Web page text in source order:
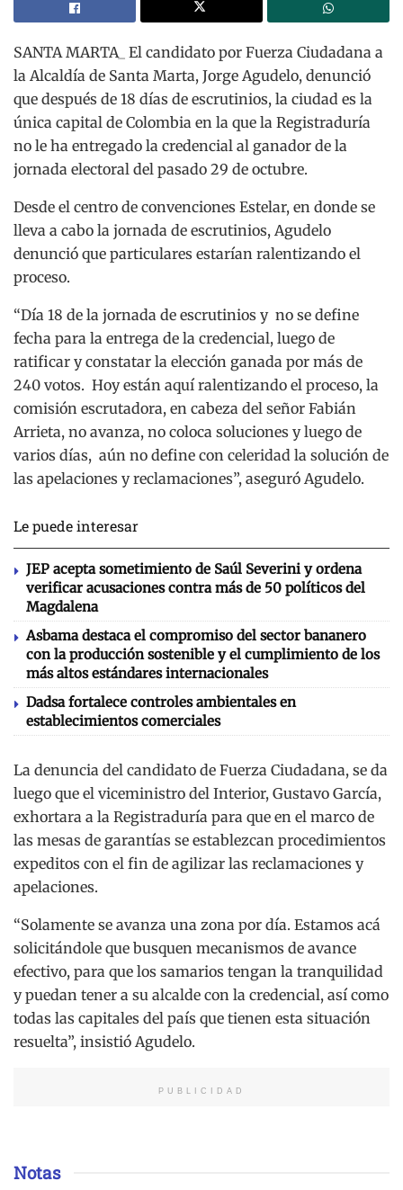
SANTA MARTA_ El candidato por Fuerza Ciudadana a
la Alcaldía de Santa Marta, Jorge Agudelo, denunció
que después de 18 días de escrutinios, la ciudad es la
única capital de Colombia en la que la Registraduría
no le ha entregado la credencial al ganador de la
jornada electoral del pasado 29 de octubre.
Desde el centro de convenciones Estelar, en donde se
lleva a cabo la jornada de escrutinios, Agudelo
denunció que particulares estarían ralentizando el
proceso.
“Día 18 de la jornada de escrutinios y no se define
fecha para la entrega de la credencial, luego de
ratificar y constatar la elección ganada por más de
240 votos. Hoy están aquí ralentizando el proceso, la
comisión escrutadora, en cabeza del señor Fabián
Arrieta, no avanza, no coloca soluciones y luego de
varios días, aún no define con celeridad la solución de
las apelaciones y reclamaciones”, aseguró Agudelo.
Le puede interesar
JEP acepta sometimiento de Saúl Severini y ordena
verificar acusaciones contra más de 50 políticos del
Magdalena
Asbama destaca el compromiso del sector bananero
con la producción sostenible y el cumplimiento de los
más altos estándares internacionales
Dadsa fortalece controles ambientales en
establecimientos comerciales
La denuncia del candidato de Fuerza Ciudadana, se da
luego que el viceministro del Interior, Gustavo García,
exhortara a la Registraduría para que en el marco de
las mesas de garantías se establezcan procedimientos
expeditos con el fin de agilizar las reclamaciones y
apelaciones.
“Solamente se avanza una zona por día. Estamos acá
solicitándole que busquen mecanismos de avance
efectivo, para que los samarios tengan la tranquilidad
y puedan tener a su alcalde con la credencial, así como
todas las capitales del país que tienen esta situación
resuelta”, insistió Agudelo.
PUBLICIDAD
Notas